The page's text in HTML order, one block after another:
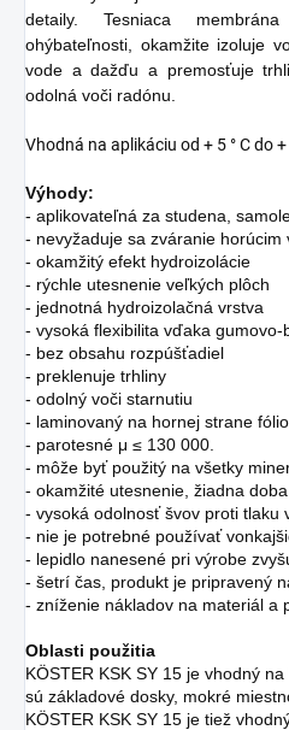
detaily. Tesniaca
ohýbateľnosti, okamžite izoluje
vode a dažďu a premosťuje
odolná voči radónu.
Vhodná na aplikáciu od + 5 ° C do +
Výhody:
- aplikovateľná za studena,
- nevyžaduje sa zváranie horúcim
- okamžitý efekt hydroizolácie
- rýchle utesnenie veľkých plôch
- jednotná hydroizolačná vrstva
- vysoká flexibilita vďaka gumovo-
- bez obsahu rozpúšťadiel
- preklenuje trhliny
- odolný voči starnutiu
- laminovaný na hornej strane
- parotesné μ ≤ 130 000.
- môže byť použitý na všetky
- okamžité utesnenie, žiadna
- vysoká odolnosť švov proti tlaku
- nie je potrebné používať
- lepidlo nanesené pri výrobe
- šetrí čas, produkt je pripravený
- zníženie nákladov na materiál a
Oblasti použitia
KÖSTER KSK SY 15 je vhodný
sú základové dosky, mokré
KÖSTER KSK SY 15 je tiež